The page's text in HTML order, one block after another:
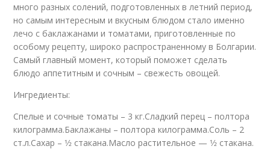
много разных солений, подготовленных в летний период,
но самым интересным и вкусным блюдом стало именно
лечо с баклажанами и томатами, приготовленные по
особому рецепту, широко распространенному в Болгарии.
Самый главный момент, который поможет сделать
блюдо аппетитным и сочным – свежесть овощей.
Ингредиенты:
Спелые и сочные томаты – 3 кг.Сладкий перец – полтора
килограмма.Баклажаны – полтора килограмма.Соль – 2
ст.л.Сахар – 1⁄2 стакана.Масло растительное — 1⁄2 стакана.